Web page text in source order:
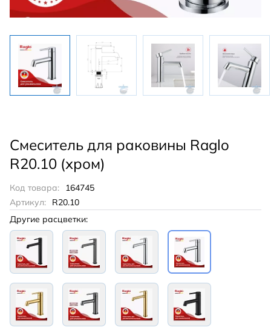
Смеситель для раковины Raglo
R20.10 (хром)
Код товара:
164745
Артикул:
R20.10
Другие расцветки: